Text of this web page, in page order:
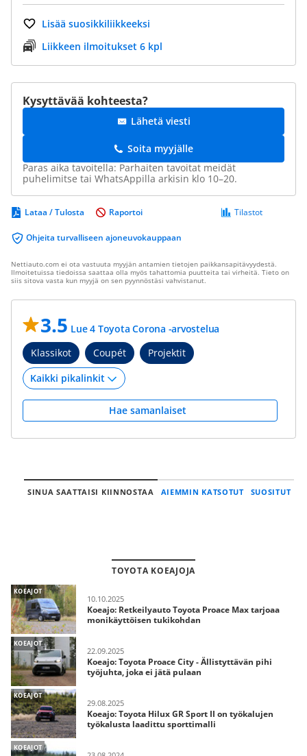
Lisää suosikkiliikkeeksi
Liikkeen ilmoitukset 6 kpl
Kysyttävää kohteesta?
Lähetä viesti
Soita myyjälle
Paras aika tavoitella: Parhaiten tavoitat meidät
puhelimitse tai WhatsAppilla arkisin klo 10–20.
Lataa / Tulosta
Ohjeita turvalliseen ajoneuvokauppaan
Tilastot
Raportoi
Nettiauto.com ei ota vastuuta myyjän antamien tietojen paikkansapitävyydestä.
Ilmoitetuissa tiedoissa saattaa olla myös tahattomia puutteita tai virheitä. Tieto on
siis sitova vasta kun myyjä on sen pyynnöstäsi vahvistanut.
3.5 Lue 4 Toyota Corona -arvostelua
Klassikot
Coupét Projektit
Hae samanlaiset
SINUA SAATTAISI KIINNOSTAA AIEMMIN KATSOTUT SUOSITUT
TOYOTA KOEAJOJA
KOEAJOT
10.10.2025
Koeajo: Retkeilyauto Toyota Proace Max tarjoaa
monikäyttöisen tukikohdan
KOEAJOT
22.09.2025
Koeajo: Toyota Proace City - Ällistyttävän pihi
työjuhta, joka ei jätä pulaan
KOEAJOT
29.08.2025
Koeajo: Toyota Hilux GR Sport II on työkalujen
työkalusta laadittu sporttimalli
KOEAJOT